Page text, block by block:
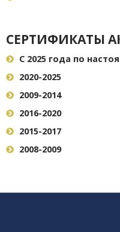
СЕРТИФИКАТЫ
C 2025 года по
2020-2025
2009-2014
2016-2020
2015-2017
2008-2009